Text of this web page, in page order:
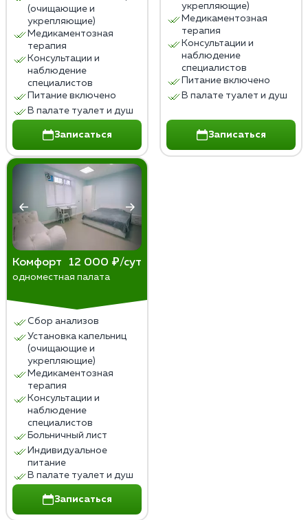
(очищающие и
укрепляющие)
Медикаментозная
терапия
Консультации и
наблюдение
специалистов
Питание включено
В палате туалет и душ
Записаться
укрепляющие)
Медикаментозная
терапия
Консультации и
наблюдение
специалистов
Питание включено
В палате туалет и душ
Записаться
Комфорт 12 000 ₽/сут
одноместная палата
Сбор анализов
Установка капельниц
(очищающие и
укрепляющие)
Медикаментозная
терапия
Консультации и
наблюдение
специалистов
Больничный лист
Индивидуальное
питание
В палате туалет и душ
Записаться